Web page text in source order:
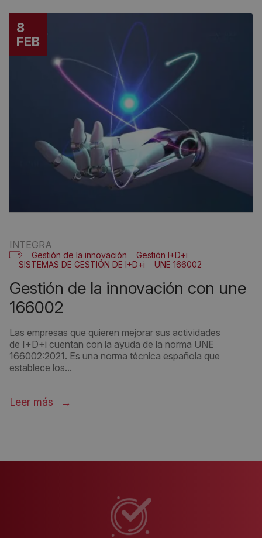
8
FEB
INTEGRA
Gestión de la innovación
Gestión I+D+i
SISTEMAS DE GESTIÓN DE I+D+i
UNE 166002
gestión de la innovación con une
166002
Las empresas que quieren mejorar sus actividades
de I+D+i cuentan con la ayuda de la norma UNE
166002:2021. Es una norma técnica española que
establece los...
Leer más